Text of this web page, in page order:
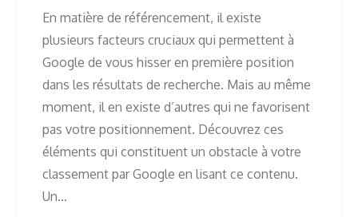
En matière de référencement, il existe
plusieurs facteurs cruciaux qui permettent à
Google de vous hisser en première position
dans les résultats de recherche. Mais au même
moment, il en existe d’autres qui ne favorisent
pas votre positionnement. Découvrez ces
éléments qui constituent un obstacle à votre
classement par Google en lisant ce contenu.
Un…